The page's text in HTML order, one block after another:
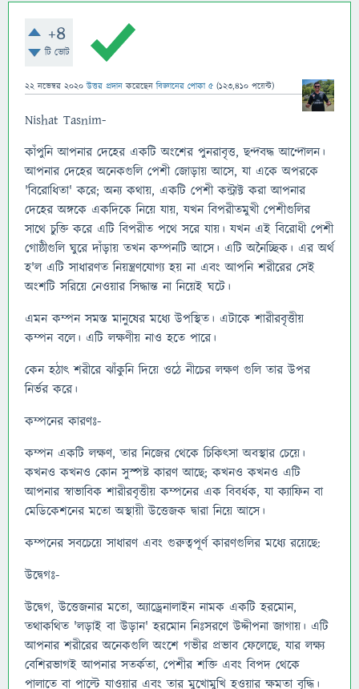
+4
টি ভোট
22 নভেম্বর 2020 উত্তর প্রদান করেছেনবিজ্ঞানের পোকা ৫ (123,410 পয়েন্ট)
Nishat Tasnim-
কাঁপুনি আপনার দেহের একটি অংশের পুনরাবৃত্ত, ছন্দবদ্ধ আন্দোলন।
আপনার দেহের অনেকগুলি পেশী জোড়ায় আসে, যা একে অপরকে
'বিরোধিতা' করে; অন্য কথায়, একটি পেশী কন্ট্রাক্ট করা আপনার
দেহের অঙ্গকে একদিকে নিয়ে যায়, যখন বিপরীতমুখী পেশীগুলির
সাথে চুক্তি করে এটি বিপরীত পথে সরে যায়। যখন এই বিরোধী পেশী
গোষ্ঠীগুলি ঘুরে দাঁড়ায় তখন কম্পনটি আসে। এটি অনৈচ্ছিক। এর অর্থ
হ'ল এটি সাধারণত নিয়ন্ত্রণযোগ্য হয় না এবং আপনি শরীরের সেই
অংশটি সরিয়ে নেওয়ার সিদ্ধান্ত না নিয়েই ঘটে।
এমন কম্পন সমস্ত মানুষের মধ্যে উপস্থিত। এটাকে শারীরবৃত্তীয়
কম্পন বলে। এটি লক্ষণীয় নাও হতে পারে।
কেন হঠাৎ শরীরে ঝাঁকুনি দিয়ে ওঠে নীচের লক্ষণ গুলি তার উপর
নির্ভর করে।
কম্পনের কারণঃ-
কম্পন একটি লক্ষণ, তার নিজের থেকে চিকিত্সা অবস্থার চেয়ে।
কখনও কখনও কোন সুস্পষ্ট কারণ আছে; কখনও কখনও এটি
আপনার স্বাভাবিক শারীরবৃত্তীয় কম্পনের এক বিবর্ধক, যা ক্যাফিন বা
মেডিকেশনের মতো অস্থায়ী উত্তেজক দ্বারা নিয়ে আসে।
কম্পনের সবচেয়ে সাধারণ এবং গুরুত্বপূর্ণ কারণগুলির মধ্যে রয়েছে:
উদ্বেগঃ-
উদ্বেগ, উত্তেজনার মতো, অ্যাড্রেনালাইন নামক একটি হরমোন,
তথাকথিত 'লড়াই বা উড়ান' হরমোন নিঃসরণে উদ্দীপনা জাগায়। এটি
আপনার শরীরের অনেকগুলি অংশে গভীর প্রভাব ফেলেছে, যার লক্ষ্য
বেশিরভাগই আপনার সতর্কতা, পেশীর শক্তি এবং বিপদ থেকে
পালাতে বা পাল্টে যাওয়ার এবং তার মুখোমুখি হওয়ার ক্ষমতা বৃদ্ধি।